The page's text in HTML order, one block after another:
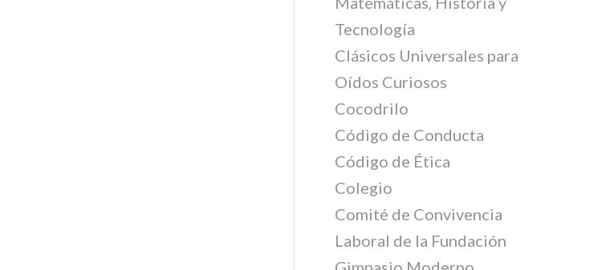
Tecnología
Clásicos Universales para
Oídos Curiosos
Cocodrilo
Código de Conducta
Código de Ética
Colegio
Comité de Convivencia
Laboral de la Fundación